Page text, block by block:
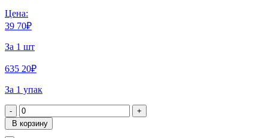
Цена:
39 70₽
За 1 шт
635 20₽
За 1 упак
-
+
В корзину